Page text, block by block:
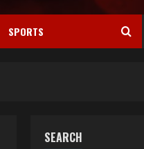
SPORTS
SEARCH